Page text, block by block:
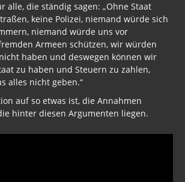
alle, die ständig sagen: „Ohne Staat
keine Polizei, niemand würde sich
niemand würde uns vor
Armeen schützen, wir würden
haben und deswegen können wir
zu haben und Steuern zu zahlen,
alles nicht geben.“
auf so etwas ist, die Annahmen
hinter diesen Argumenten liegen.